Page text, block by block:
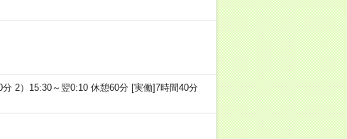
2）15:30～翌0:10 休憩60分 [実働]7時間40分